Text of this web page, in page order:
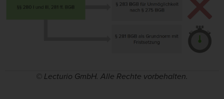
© Lecturio GmbH. Alle Rechte vorbehalten.